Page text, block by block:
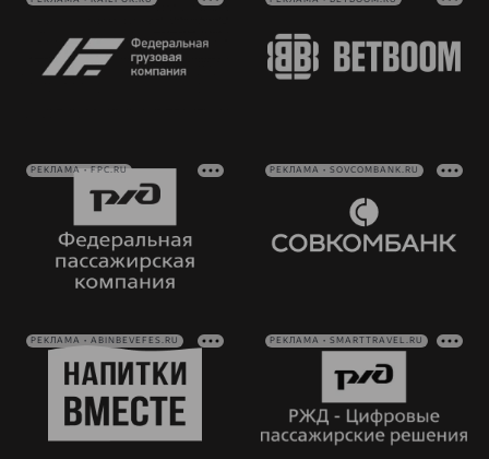
РЕКЛАМА • FPC.RU РЕКЛАМА • SOVCOMBANK.RU
РЕКЛАМА • ABINBEVEFES.RU РЕКЛАМА • SMARTTRAVEL.RU